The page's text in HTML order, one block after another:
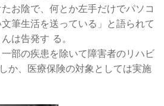
お陰で、何とか左手だけでパソコ
筆生活を送っている」と語られて
は告発す る。
一部の疾患を除いて障害者のリハビ
か、医療保険の対象としては実施